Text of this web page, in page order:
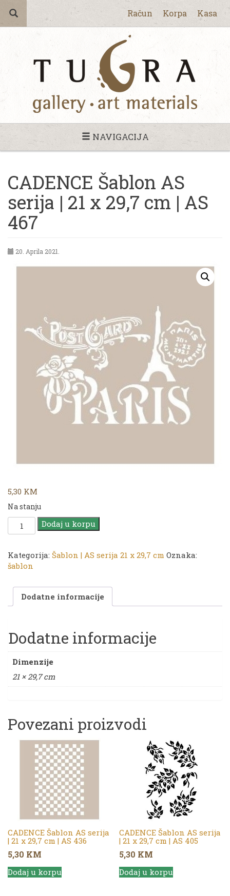
Račun Korpa Kasa
NAVIGACIJA
CADENCE Šablon AS
serija | 21 x 29,7 cm | AS
467
20. Aprila 2021.
5,30 KM
Na stanju
CADENCE
Šablon
serija
|
29,7
cm
467
količina
Dodaj u korpu
Kategorija: Šablon | AS serija 21 x 29,7 cm Oznaka:
šablon
Dodatne informacije
Dodatne informacije
Dimenzije
21 × 29,7 cm
Povezani proizvodi
CADENCE Šablon AS serija
| 21 x 29,7 cm | AS 436
5,30 KM
Dodaj u korpu
CADENCE Šablon AS serija
| 21 x 29,7 cm | AS 405
5,30 KM
Dodaj u korpu